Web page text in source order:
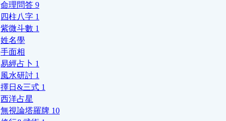
命理問答 9
四柱八字 1
紫微斗數 1
姓名學
手面相
易經占卜 1
風水研討 1
擇日&三式 1
西洋占星
無視論塔羅牌 10